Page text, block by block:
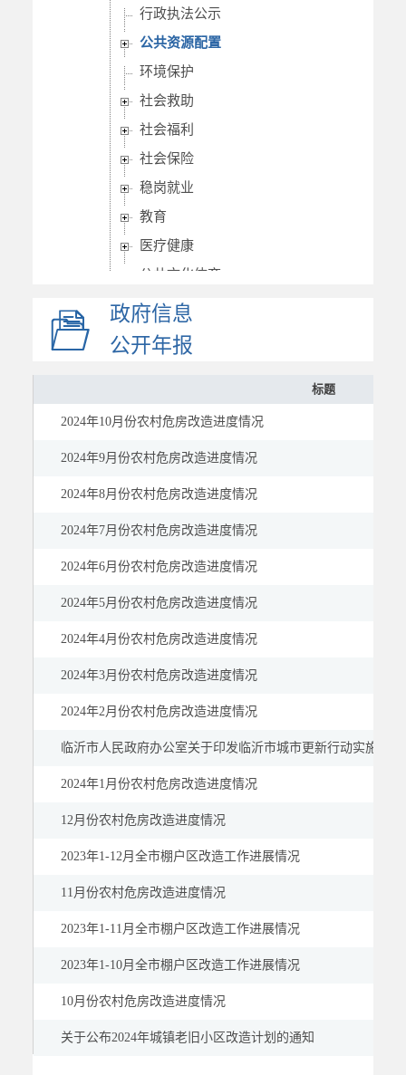
行政执法公示
公共资源配置
环境保护
社会救助
社会福利
社会保险
稳岗就业
教育
医疗健康
公共文化体育
应急管理
国资国企
建议提案
公示公告
政府信息
公开年报
标题
2024年10月份农村危房改造进度情况
2024年9月份农村危房改造进度情况
2024年8月份农村危房改造进度情况
2024年7月份农村危房改造进度情况
2024年6月份农村危房改造进度情况
2024年5月份农村危房改造进度情况
2024年4月份农村危房改造进度情况
2024年3月份农村危房改造进度情况
2024年2月份农村危房改造进度情况
临沂市人民政府办公室关于印发临沂市城市更新行动实施方
2024年1月份农村危房改造进度情况
12月份农村危房改造进度情况
2023年1-12月全市棚户区改造工作进展情况
11月份农村危房改造进度情况
2023年1-11月全市棚户区改造工作进展情况
2023年1-10月全市棚户区改造工作进展情况
10月份农村危房改造进度情况
关于公布2024年城镇老旧小区改造计划的通知